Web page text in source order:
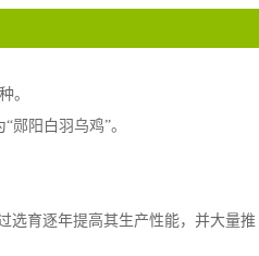
。
郧阳白羽乌鸡”。
选育逐年提高其生产性能，并大量推